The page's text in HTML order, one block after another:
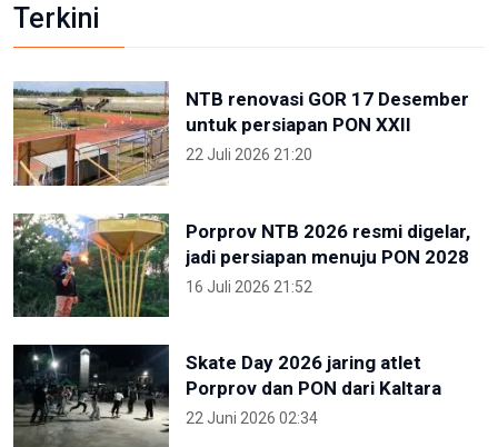
Terkini
NTB renovasi GOR 17 Desember
untuk persiapan PON XXII
22 Juli 2026 21:20
Porprov NTB 2026 resmi digelar,
jadi persiapan menuju PON 2028
16 Juli 2026 21:52
Skate Day 2026 jaring atlet
Porprov dan PON dari Kaltara
22 Juni 2026 02:34